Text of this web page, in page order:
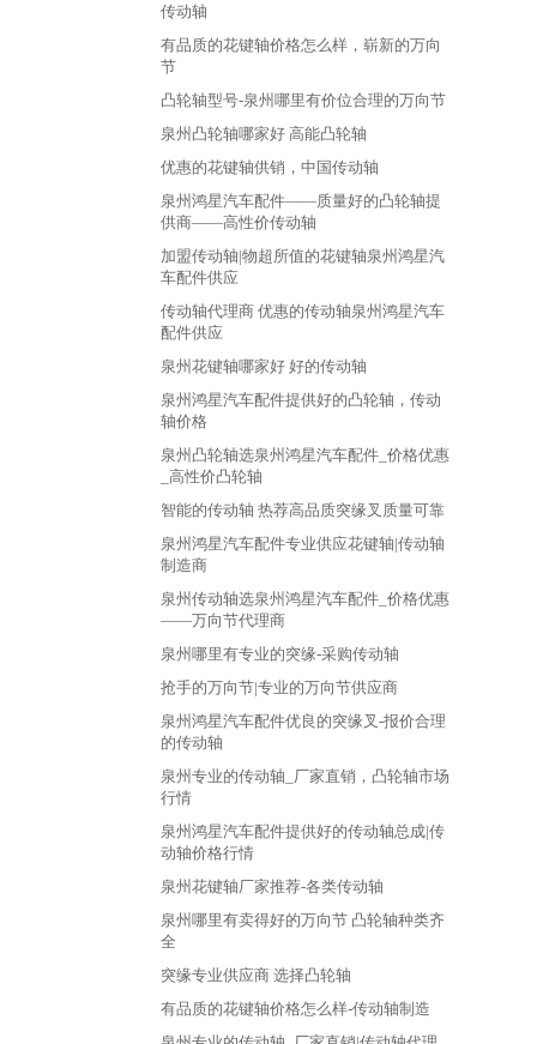
传动轴
有品质的花键轴价格怎么样，崭新的万向
节
凸轮轴型号-泉州哪里有价位合理的万向节
泉州凸轮轴哪家好 高能凸轮轴
优惠的花键轴供销，中国传动轴
泉州鸿星汽车配件——质量好的凸轮轴提
供商——高性价传动轴
加盟传动轴|物超所值的花键轴泉州鸿星汽
车配件供应
传动轴代理商 优惠的传动轴泉州鸿星汽车
配件供应
泉州花键轴哪家好 好的传动轴
泉州鸿星汽车配件提供好的凸轮轴，传动
轴价格
泉州凸轮轴选泉州鸿星汽车配件_价格优惠
_高性价凸轮轴
智能的传动轴 热荐高品质突缘叉质量可靠
泉州鸿星汽车配件专业供应花键轴|传动轴
制造商
泉州传动轴选泉州鸿星汽车配件_价格优惠
——万向节代理商
泉州哪里有专业的突缘-采购传动轴
抢手的万向节|专业的万向节供应商
泉州鸿星汽车配件优良的突缘叉-报价合理
的传动轴
泉州专业的传动轴_厂家直销，凸轮轴市场
行情
泉州鸿星汽车配件提供好的传动轴总成|传
动轴价格行情
泉州花键轴厂家推荐-各类传动轴
泉州哪里有卖得好的万向节 凸轮轴种类齐
全
突缘专业供应商 选择凸轮轴
有品质的花键轴价格怎么样-传动轴制造